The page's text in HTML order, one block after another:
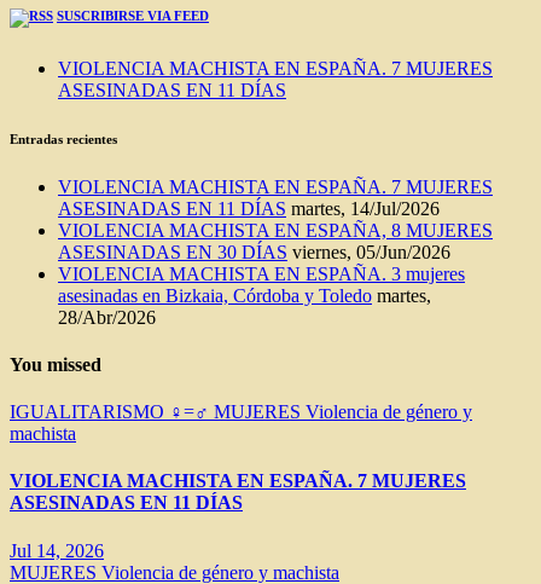
SUSCRIBIRSE VIA FEED
VIOLENCIA MACHISTA EN ESPAÑA. 7 MUJERES
ASESINADAS EN 11 DÍAS
Entradas recientes
VIOLENCIA MACHISTA EN ESPAÑA. 7 MUJERES
ASESINADAS EN 11 DÍAS martes, 14/Jul/2026
VIOLENCIA MACHISTA EN ESPAÑA, 8 MUJERES
ASESINADAS EN 30 DÍAS viernes, 05/Jun/2026
VIOLENCIA MACHISTA EN ESPAÑA. 3 mujeres
asesinadas en Bizkaia, Córdoba y Toledo martes,
28/Abr/2026
You missed
IGUALITARISMO ♀=♂ MUJERES Violencia de género y
machista
VIOLENCIA MACHISTA EN ESPAÑA. 7 MUJERES
ASESINADAS EN 11 DÍAS
Jul 14, 2026
MUJERES Violencia de género y machista